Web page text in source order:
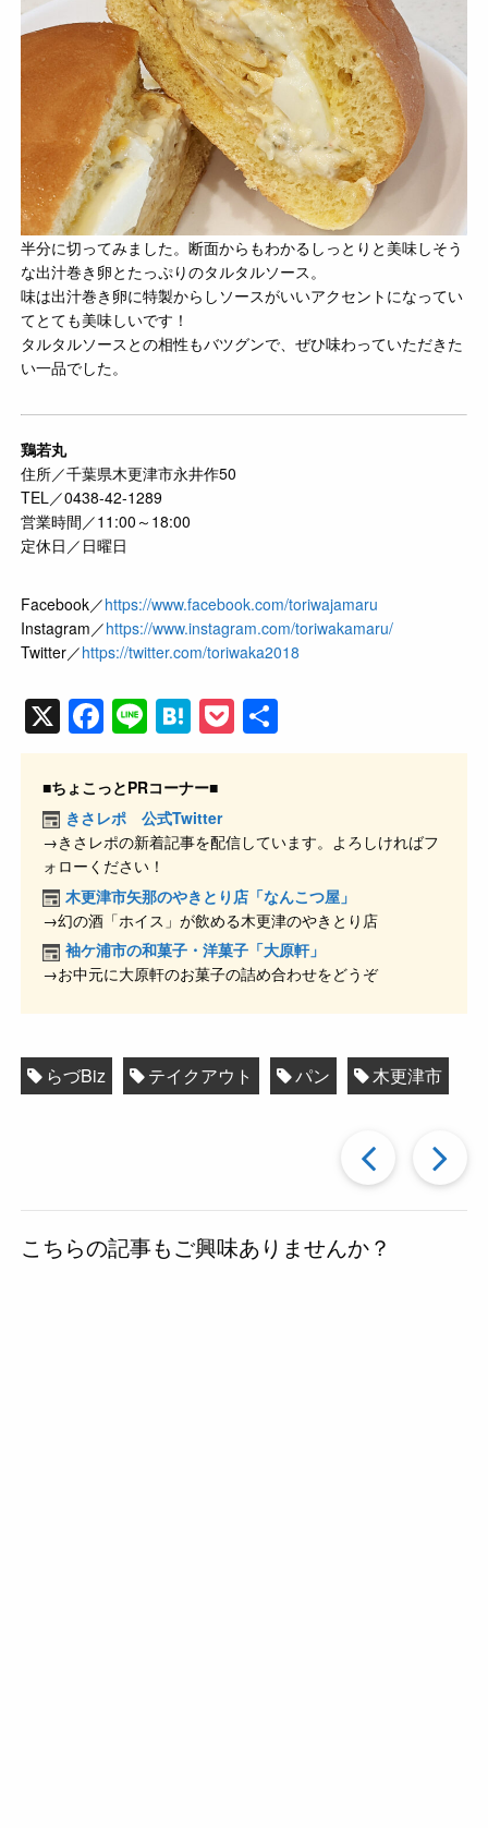
半分に切ってみました。断面からもわかるしっとりと美味しそう
な出汁巻き卵とたっぷりのタルタルソース。
味は出汁巻き卵に特製からしソースがいいアクセントになってい
てとても美味しいです！
タルタルソースとの相性もバツグンで、ぜひ味わっていただきた
い一品でした。
鶏若丸
住所／千葉県木更津市永井作50
TEL／0438-42-1289
営業時間／11:00～18:00
定休日／日曜日
Facebook／https://www.facebook.com/toriwajamaru
Instagram／https://www.instagram.com/toriwakamaru/
Twitter／https://twitter.com/toriwaka2018
X F
a
c
e
b
o
o
k
Li
n
e
H
at
e
n
a
P
o 有
■ちょこっとPRコーナー■
きさレポ 公式Twitter
→きさレポの新着記事を配信しています。よろしければフ
ォローください！
木更津市矢那のやきとり店「なんこつ屋」
→幻の酒「ホイス」が飲める木更津のやきとり店
袖ケ浦市の和菓子・洋菓子「大原軒」
→お中元に大原軒のお菓子の詰め合わせをどうぞ
らづBiz テイクアウト パン 木更津市
過
去
こちらの記事もご興味ありませんか？